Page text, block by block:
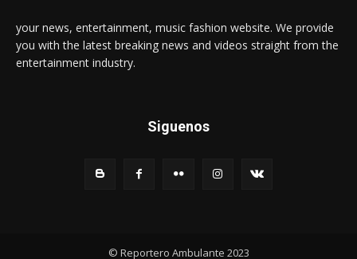
your news, entertainment, music fashion website. We provide
you with the latest breaking news and videos straight from the
entertainment industry.
Siguenos
© Reportero Ambulante 2023